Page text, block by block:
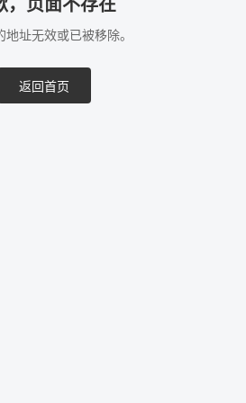
，页面不存在
地址无效或已被移除。
返回首页